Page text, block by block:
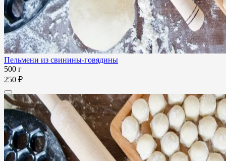
Пельмени из свинины-говядины
500 г
250 ₽